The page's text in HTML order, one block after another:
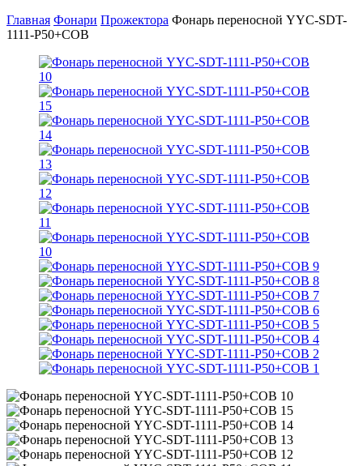
Главная Фонари Прожектора Фонарь переносной YYC-SDT-
1111-P50+COB